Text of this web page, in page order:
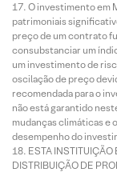
O investimento em
patrimoniais
preço de um contrato
consubstanciar um
um investimento de
oscilação de preço
recomendada para o
não está garantido
mudanças climáticas e
desempenho do
ESTA
DISTRIBUIÇÃO DE